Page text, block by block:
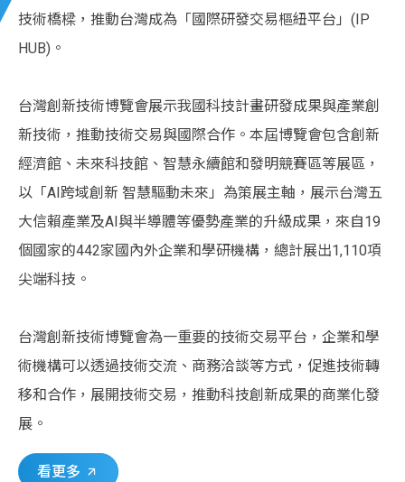
技術橋樑，推動台灣成為「國際研發交易樞紐平台」(IP
HUB)。
台灣創新技術博覽會展示我國科技計畫研發成果與產業創
新技術，推動技術交易與國際合作。本屆博覽會包含創新
經濟館、未來科技館、智慧永續館和發明競賽區等展區，
以「AI跨域創新 智慧驅動未來」為策展主軸，展示台灣五
大信賴產業及AI與半導體等優勢產業的升級成果，來自19
個國家的442家國內外企業和學研機構，總計展出1,110項
尖端科技。
台灣創新技術博覽會為一重要的技術交易平台，企業和學
術機構可以透過技術交流、商務洽談等方式，促進技術轉
移和合作，展開技術交易，推動科技創新成果的商業化發
展。
看更多